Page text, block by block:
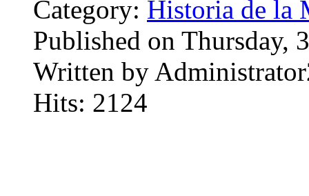
Category: Historia de la
Published on Thursday,
Written by
Hits: 2124